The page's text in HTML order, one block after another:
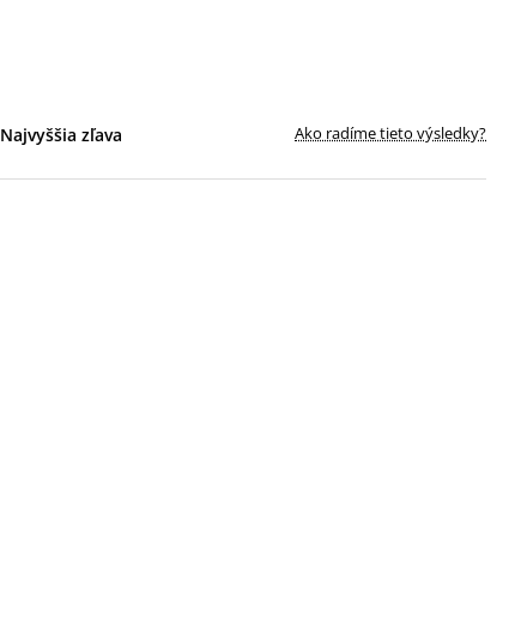
Najvyššia zľava Ako radíme tieto výsledky?